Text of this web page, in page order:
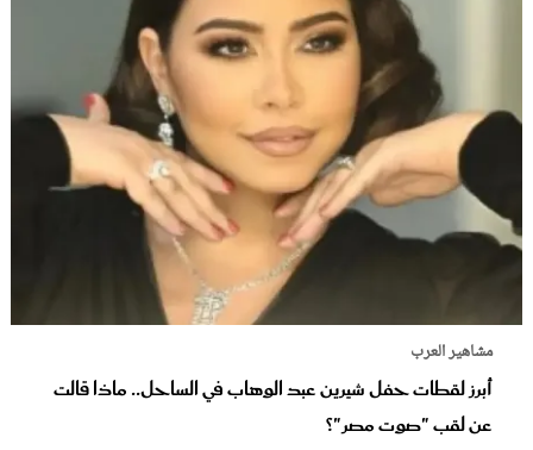
مشاهير العرب
أبرز لقطات حفل شيرين عبد الوهاب في الساحل.. ماذا قالت
عن لقب "صوت مصر"؟